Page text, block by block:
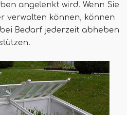
angelenkt wird. Wenn Sie
verwalten können, können
Bedarf jederzeit abheben